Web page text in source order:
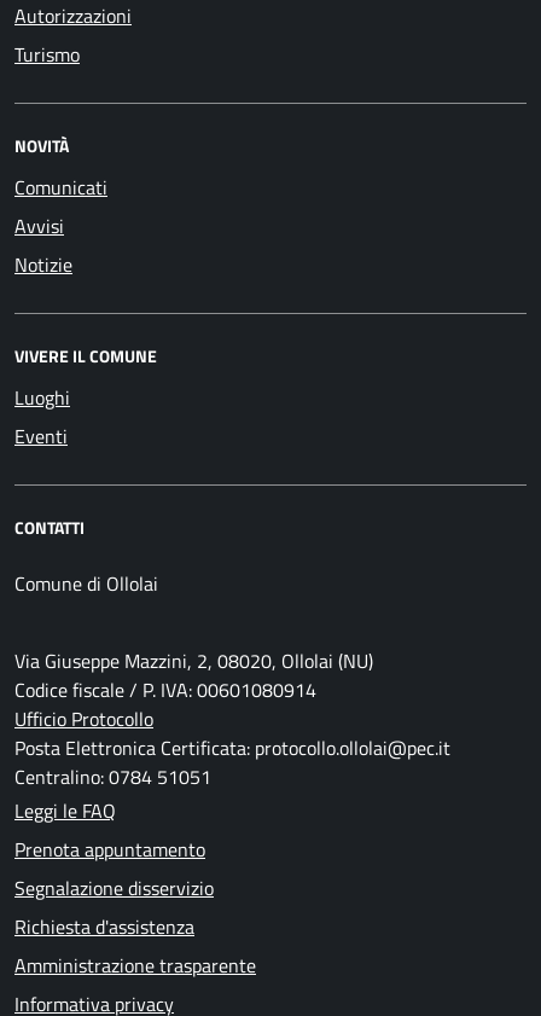
Autorizzazioni
Turismo
NOVITÀ
Comunicati
Avvisi
Notizie
VIVERE IL COMUNE
Luoghi
Eventi
CONTATTI
Comune di Ollolai
Via Giuseppe Mazzini, 2, 08020, Ollolai (NU)
Codice fiscale / P. IVA: 00601080914
Ufficio Protocollo
Posta Elettronica Certificata: protocollo.ollolai@pec.it
Centralino: 0784 51051
Leggi le FAQ
Prenota appuntamento
Segnalazione disservizio
Richiesta d'assistenza
Amministrazione trasparente
Informativa privacy